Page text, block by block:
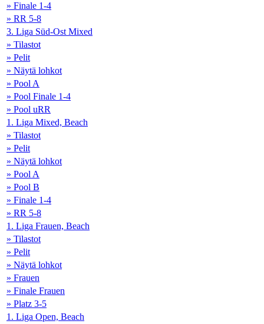
» Finale 1-4
» RR 5-8
3. Liga Süd-Ost Mixed
» Tilastot
» Pelit
» Näytä lohkot
» Pool A
» Pool Finale 1-4
» Pool uRR
1. Liga Mixed, Beach
» Tilastot
» Pelit
» Näytä lohkot
» Pool A
» Pool B
» Finale 1-4
» RR 5-8
1. Liga Frauen, Beach
» Tilastot
» Pelit
» Näytä lohkot
» Frauen
» Finale Frauen
» Platz 3-5
1. Liga Open, Beach